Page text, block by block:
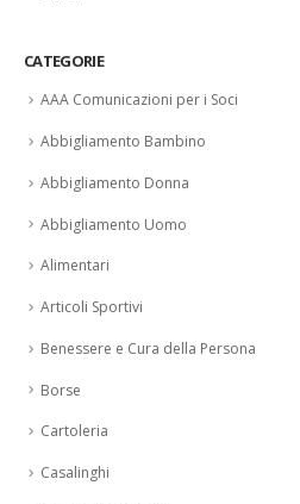
CATEGORIE
AAA Comunicazioni per i Soci
Abbigliamento Bambino
Abbigliamento Donna
Abbigliamento Uomo
Alimentari
Articoli Sportivi
Benessere e Cura della Persona
Borse
Cartoleria
Casalinghi